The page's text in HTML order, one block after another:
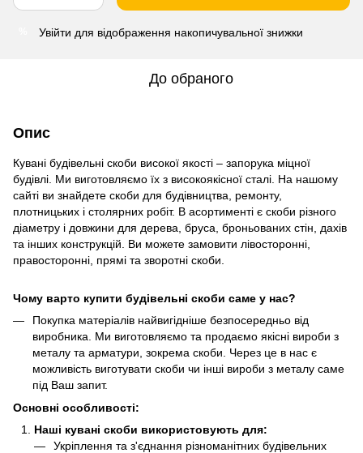
Увійти для відображення накопичувальної знижки
До обраного
Опис
Кувані будівельні скоби високої якості – запорука міцної
будівлі. Ми виготовляємо їх з високоякісної сталі. На нашому
сайті ви знайдете скоби для будівництва, ремонту,
плотницьких і столярних робіт. В асортименті є скоби різного
діаметру і довжини для дерева, бруса, броньованих стін, дахів
та інших конструкцій. Ви можете замовити лівосторонні,
правосторонні, прямі та зворотні скоби.
Чому варто купити будівельні скоби саме у нас?
Покупка матеріалів найвигідніше безпосередньо від
виробника. Ми виготовляємо та продаємо якісні вироби з
металу та арматури, зокрема скоби. Через це в нас є
можливість виготувати скоби чи інші вироби з металу саме
під Ваш запит.
Основні особливості:
Наші кувані скоби використовують для:
Укріплення та з'єднання різноманітних будівельних